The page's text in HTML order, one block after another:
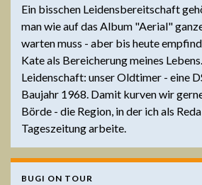
Ein bisschen Leidensbereitschaft
man wie auf das Album "Aerial"
warten muss - aber bis heute
Kate als Bereicherung meines
Leidenschaft: unser Oldtimer - eine
Baujahr 1968. Damit kurven wir
Börde - die Region, in der ich als
Tageszeitung arbeite.
BUGI ON TOUR